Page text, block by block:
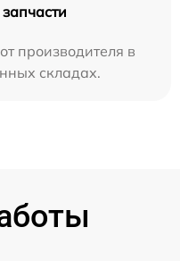
производителя в
складах.